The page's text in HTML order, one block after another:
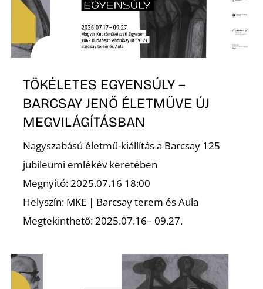
TÖKÉLETES EGYENSÚLY –
BARCSAY JENŐ ÉLETMŰVE ÚJ
MEGVILÁGÍTÁSBAN
Nagyszabású életmű-kiállítás a Barcsay 125
jubileumi emlékév keretében
Megnyitó: 2025.07.16 18:00
Helyszín: MKE | Barcsay terem és Aula
Megtekinthető: 2025.07.16– 09.27.